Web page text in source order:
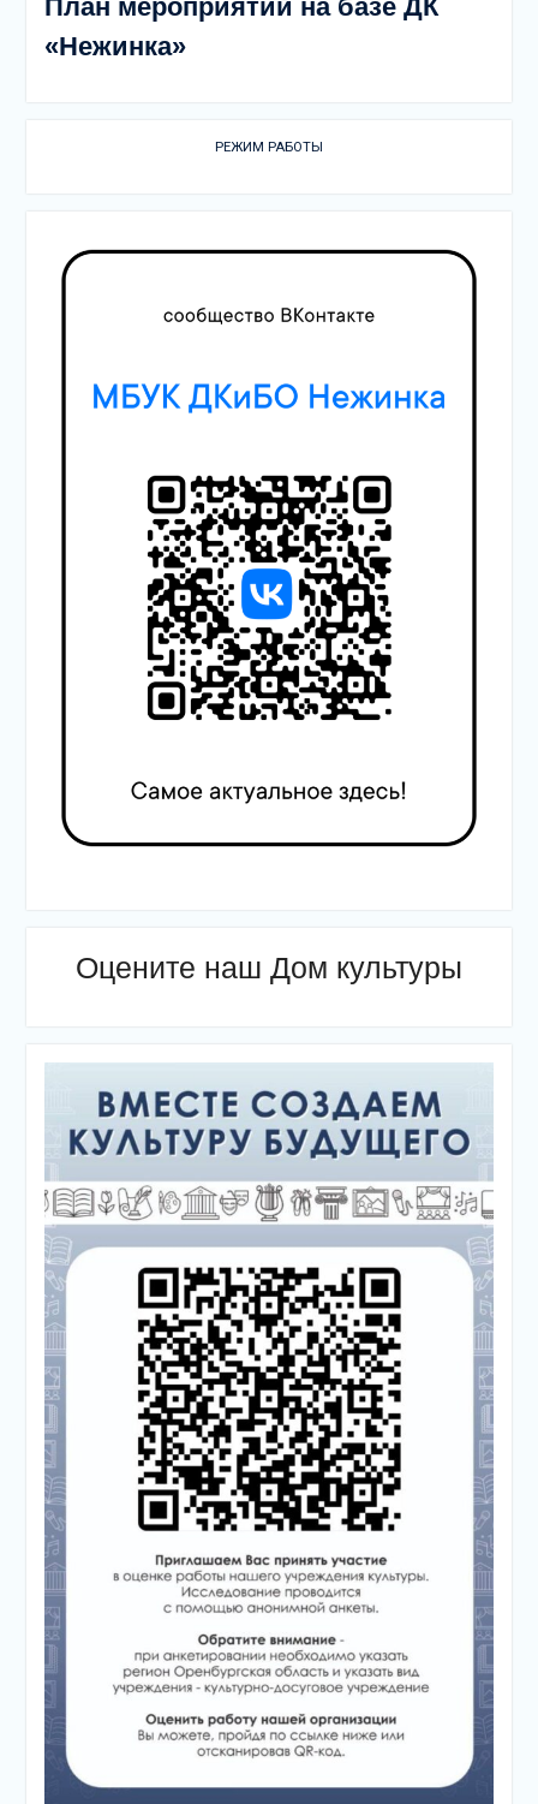
План мероприятий на базе ДК
«Нежинка»
РЕЖИМ РАБОТЫ
Оцените наш Дом культуры